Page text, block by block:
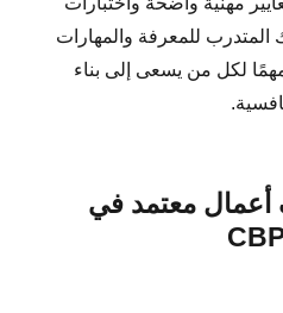
للمعرفة والمهارات
مهمًا لكل من يسعى إلى بناء
أعمال معتمد في